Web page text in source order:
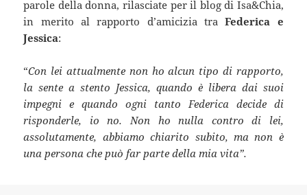
parole della donna, rilasciate per il blog di Isa&Chia,
in merito al rapporto d’amicizia traFederica e
Jessica:
“Con lei attualmente non ho alcun tipo di rapporto,
la sente a stento Jessica, quando è libera dai suoi
impegni e quando ogni tanto Federica decide di
risponderle, io no. Non ho nulla contro di lei,
assolutamente, abbiamo chiarito subito, ma non è
una persona che può far parte della mia vita”.